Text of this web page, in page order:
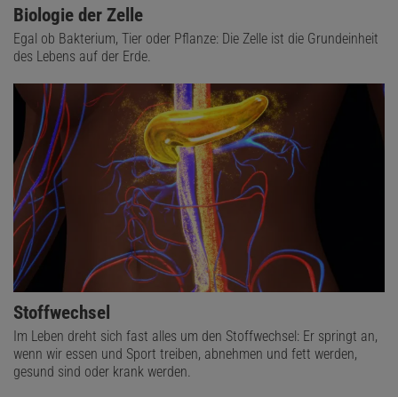
Biologie der Zelle
Egal ob Bakterium, Tier oder Pflanze: Die Zelle ist die Grundeinheit
des Lebens auf der Erde.
Stoffwechsel
Im Leben dreht sich fast alles um den Stoffwechsel: Er springt an,
wenn wir essen und Sport treiben, abnehmen und fett werden,
gesund sind oder krank werden.